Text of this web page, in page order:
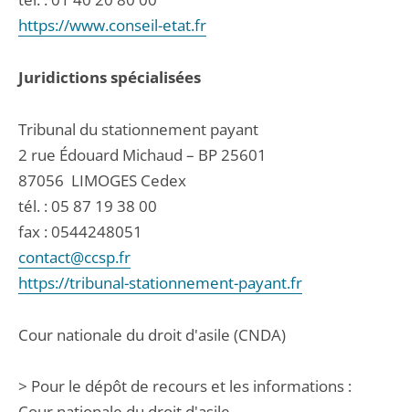
https://www.conseil-etat.fr
Juridictions spécialisées
Tribunal du stationnement payant
2 rue Édouard Michaud – BP 25601
87056 LIMOGES Cedex
tél. : 05 87 19 38 00
fax : 0544248051
contact@ccsp.fr
https://tribunal-stationnement-payant.fr
Cour nationale du droit d'asile (CNDA)
> Pour le dépôt de recours et les informations :